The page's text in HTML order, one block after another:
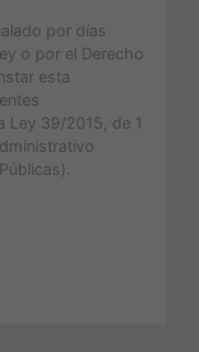
por días
o por el Derecho
esta
Ley 39/2015, de 1